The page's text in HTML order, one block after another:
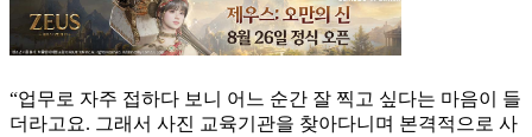
“업무로 자주 접하다 보니 어느 순간 잘 찍고 싶다는 마음이 들
더라고요. 그래서 사진 교육기관을 찾아다니며 본격적으로 사